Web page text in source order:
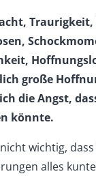
Traurigkeit,
große
die Angst,
könnte.
wichtig,
alles